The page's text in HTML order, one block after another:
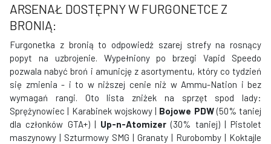
ARSENAŁ DOSTĘPNY W FURGONETCE Z
BRONIĄ:
Furgonetka z bronią to odpowiedź szarej strefy na rosnący
popyt na uzbrojenie. Wypełniony po brzegi Vapid Speedo
pozwala nabyć broń i amunicję z asortymentu, który co tydzień
się zmienia - i to w niższej cenie niż w Ammu-Nation i bez
wymagań rangi. Oto lista zniżek na sprzęt spod lady:
Sprężynowiec | Karabinek wojskowy | Bojowe PDW(50% taniej
dla członków GTA+) | Up-n-Atomizer (30% taniej) | Pistolet
maszynowy | Szturmowy SMG | Granaty | Rurobomby | Koktajle